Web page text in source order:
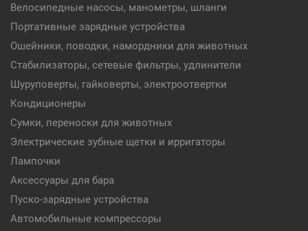
Велосипедные насосы, манометры, шланги
Портативные зарядные устройства
Ошейники, поводки, намордники для животных
Стабилизаторы, сетевые фильтры, удлинители
Шуруповерты, гайковерты, электроотвертки
Кондиционеры
Сумки, переноски для животных
Электрические зубные щетки и ирригаторы
Лампочки
Аксессуары для бара
Пуско-зарядные устройства
Автомобильные компрессоры